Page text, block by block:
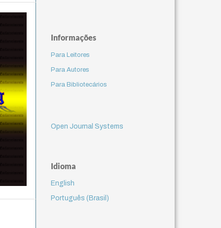
Informações
Para Leitores
Para Autores
Para Bibliotecários
Open Journal Systems
Idioma
English
Português (Brasil)